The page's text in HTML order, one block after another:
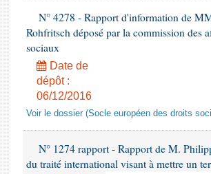
N° 4278 - Rapport d'information de
Rohfritsch déposé par la commission des
sociaux
Date de
dépôt :
06/12/2016
Voir le dossier (Socle européen des droits
N° 1274 rapport - Rapport de M.
du traité international visant à mettre un